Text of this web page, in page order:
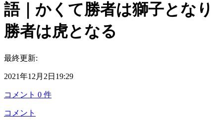
語｜かくて勝者は獅子となり
勝者は虎となる
最終更新:
2021年12月2日19:29
コメント 0 件
コメント